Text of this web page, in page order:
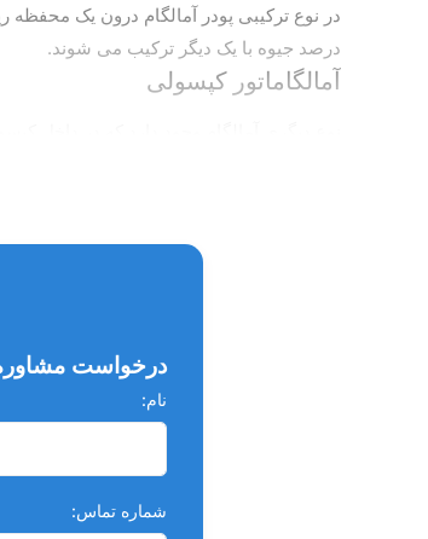
در نوع ترکیبی پودر آمالگام درون یک
درصد جیوه با یک دیگر ترکیب می شوند.
آمالگاماتور کپسولی
یک وسیله ارتعاشی جهت مخلوط سازی
مصرف انرژی پایین و مقرون به صرفه
لرزش کم و بی صدا
درخواست
نام:
شماره تماس: